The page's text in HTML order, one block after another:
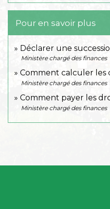
Pour en savoir plus
Déclarer une
Ministère chargé des finances
Comment calculer les
Ministère chargé des finances
Comment payer les
Ministère chargé des finances